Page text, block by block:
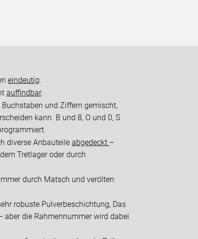
eindeutig.
auffindbar.
und Ziffern gemischt,
kann. B und 8, O und 0, S
diverse Anbauteileabgedeckt –
Tretlager oder durch
durch Matsch und verölten
robuste Pulverbeschichtung, Das
die Rahmennummer wird dabei